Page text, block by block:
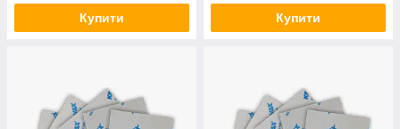
Купити Купити